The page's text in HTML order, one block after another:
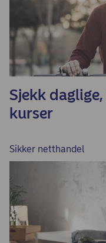
Sjekk
kurser
Sikker netthandel